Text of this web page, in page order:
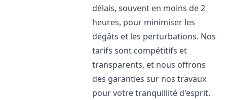
délais, souvent en moins de 2
heures, pour minimiser les
dégâts et les perturbations. Nos
tarifs sont compétitifs et
transparents, et nous offrons
des garanties sur nos travaux
pour votre tranquillité d'esprit.